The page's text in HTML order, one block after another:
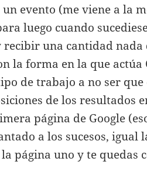
evento (me viene a la
luego cuando
recibir una cantidad nada
la forma en la que
de trabajo a no ser que
de los resultados
página de Google
a los sucesos, igual
página uno y te quedas